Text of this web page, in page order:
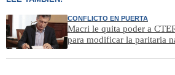
CONFLICTO EN PUERTA
Macri le quita poder a
para modificar la paritaria